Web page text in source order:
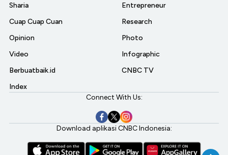
Sharia
Cuap Cuap Cuan
Opinion
Video
Berbuatbaik.id
Index
Entrepreneur
Research
Photo
Infographic
CNBC TV
Connect With Us:
Download aplikasi CNBC Indonesia: